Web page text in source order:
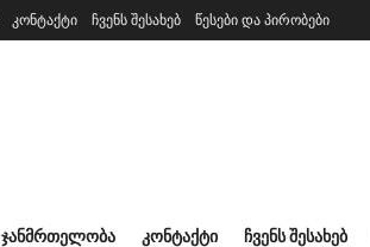
კონტაქტი ჩვენს შესახებ წესები და პირობები
ᲯᲐᲜᲛᲠᲗᲔᲚᲝᲑᲐ ᲙᲝᲜᲢᲐᲥᲢᲘ ᲩᲕᲔᲜᲡ ᲨᲔᲡᲐᲮᲔᲑ